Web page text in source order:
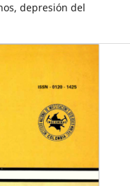
depresión del